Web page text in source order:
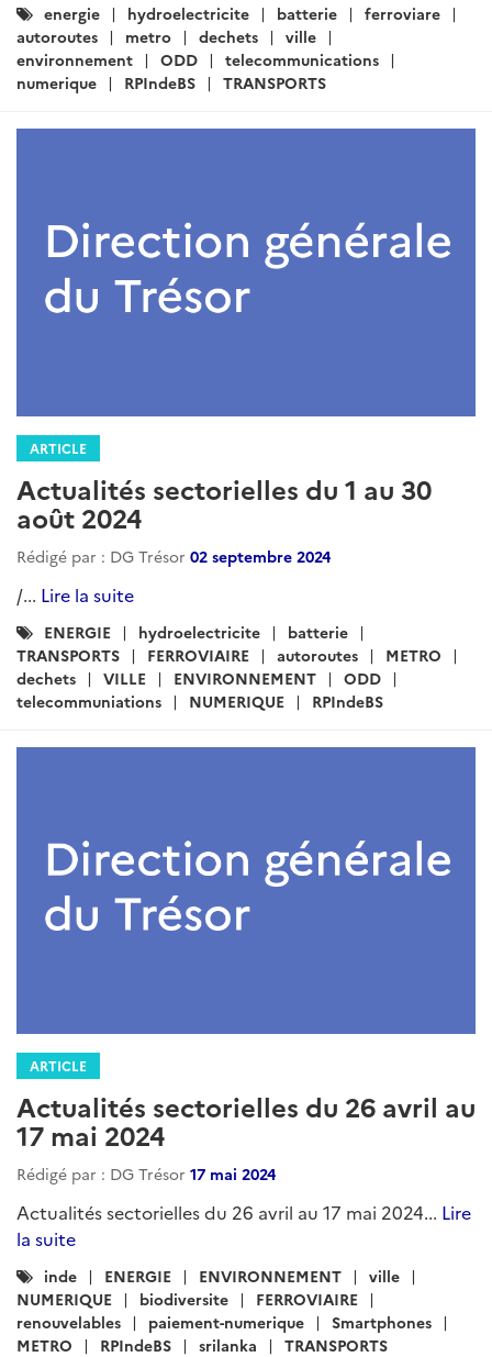
Catégories
:
energie hydroelectricite batterie
ferroviare
autoroutes
metro dechets
ville
environnement
ODD
telecommunications
numerique
RPIndeBS TRANSPORTS
ARTICLE
Actualités sectorielles du 1 au 30
août 2024
Rédigé par : DG Trésor 02 septembre 2024
/... Lire la suite
Catégories
:
ENERGIE hydroelectricite
batterie
TRANSPORTS
FERROVIAIRE autoroutes
METRO
dechets
VILLE ENVIRONNEMENT
ODD
telecommuniations
NUMERIQUE RPIndeBS
ARTICLE
Actualités sectorielles du 26 avril au
17 mai 2024
Rédigé par : DG Trésor 17 mai 2024
Actualités sectorielles du 26 avril au 17 mai 2024... Lire
la suite
Catégories
:
inde ENERGIE ENVIRONNEMENT
ville
NUMERIQUE
biodiversite
FERROVIAIRE
renouvelables
paiement-numerique
Smartphones
METRO
RPIndeBS srilanka TRANSPORTS